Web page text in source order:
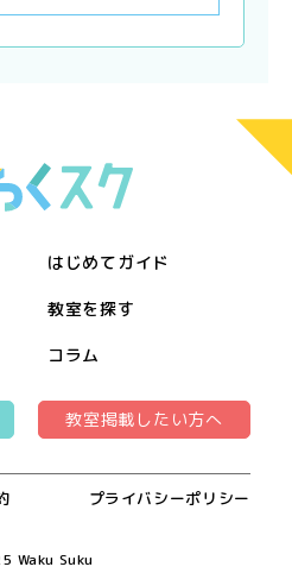
はじめてガイド
教室を探す
コラム
教室掲載したい方へ
プライバシーポリシー
Waku Suku